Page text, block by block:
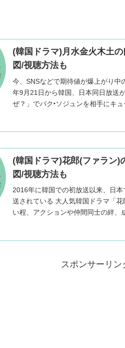
(韓国ドラマ)月水金火木土
図/視聴方法も
今、SNSなどで期待値が爆上がり中の
年9月21日から韓国、日本同日放送が決定しました。
(韓国ドラマ)花郎(ファラン)
図/視聴方法も
2016年に韓国での初放送以来、日
送されている 大人気韓国ドラマ「花郎(ファラン)」 。 時代劇とひとことで表せな
い程、アクションや仲間同士の絆、成長、恋
スポンサーリン